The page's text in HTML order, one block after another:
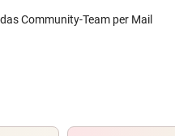
Community-Team per Mail